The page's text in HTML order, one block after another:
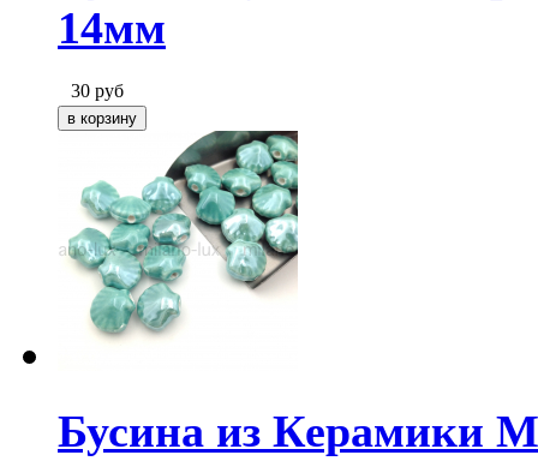
14мм
30 руб
Бусина из Керамики